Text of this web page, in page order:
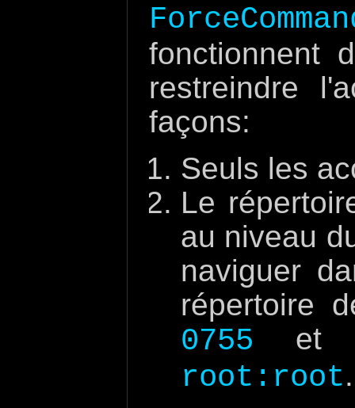
fonctionnent
restreindre
façons:
Seuls les
Le
au niveau
naviguer
répertoire
0755 et
root:root.